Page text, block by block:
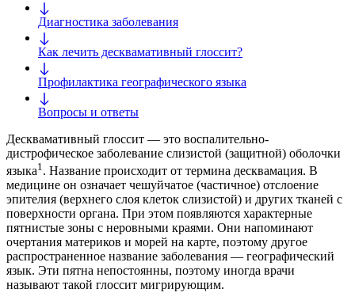
Диагностика заболевания
Как лечить десквамативный глоссит?
Профилактика географического языка
Вопросы и ответы
Десквамативный глоссит — это воспалительно-
дистрофическое заболевание слизистой (защитной) оболочки
языка1. Название происходит от термина десквамация. В
медицине он означает чешуйчатое (частичное) отслоение
эпителия (верхнего слоя клеток слизистой) и других тканей с
поверхности органа. При этом появляются характерные
пятнистые зоны с неровными краями. Они напоминают
очертания материков и морей на карте, поэтому другое
распространенное название заболевания — географический
язык. Эти пятна непостоянны, поэтому иногда врачи
называют такой глоссит мигрирующим.